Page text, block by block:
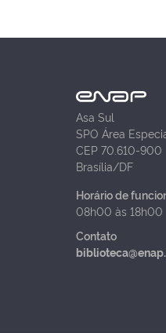
Asa Sul
SPO Área
CEP 70.610-900
Brasília/DF
Horário de
08h00 às 18h00
Contato